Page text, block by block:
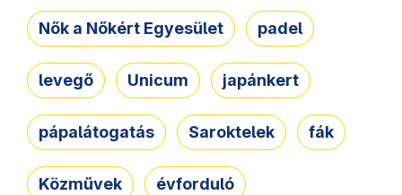
Nők a Nőkért Egyesület padel
levegő Unicum japánkert
pápalátogatás Saroktelek fák
Közművek évforduló